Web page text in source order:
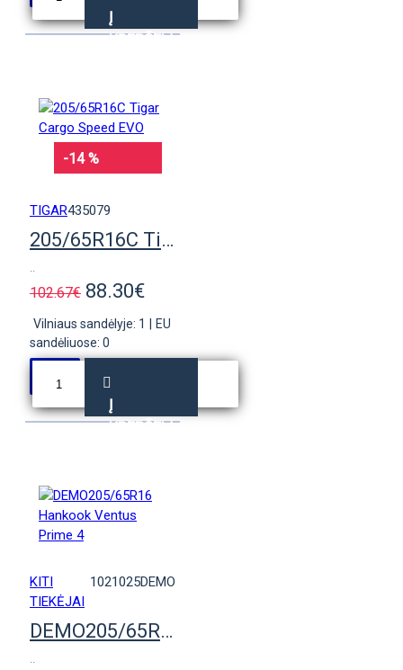
Į
KREPŠELĮ
-14 %
TIGAR435079
205/65R16C Tigar Cargo Speed EVO
..
102.67€ 88.30€
Vilniaus sandėlyje: 1
EU
sandėliuose: 0
Į
KREPŠELĮ
KITI
TIEKĖJAI
1021025DEMO
DEMO205/65R16 Hankook Ventus Prime 4
..